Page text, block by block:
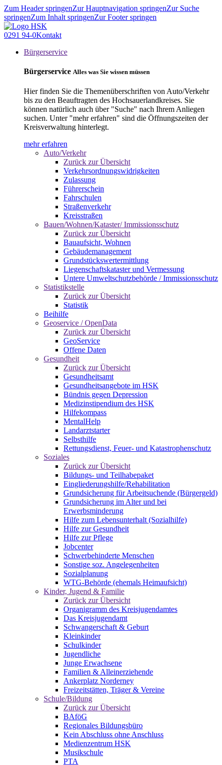
Zum Header springenZur Hauptnavigation springenZur Suche
springenZum Inhalt springenZur Footer springen
0291 94-0Kontakt
Bürgerservice
Bürgerservice Alles was Sie wissen müssen
Hier finden Sie die Themenüberschriften von Auto/Verkehr
bis zu den Beauftragten des Hochsauerlandkreises. Sie
können natürlich auch über "Suche" nach Ihrem Anliegen
suchen. Unter "mehr erfahren" sind die Öffnungszeiten der
Kreisverwaltung hinterlegt.
mehr erfahren
Auto/Verkehr
Zurück zur Übersicht
Verkehrsordnungswidrigkeiten
Zulassung
Führerschein
Fahrschulen
Straßenverkehr
Kreisstraßen
Bauen/Wohnen/Kataster/ Immissionsschutz
Zurück zur Übersicht
Bauaufsicht, Wohnen
Gebäudemanagement
Grundstückswertermittlung
Liegenschaftskataster und Vermessung
Untere Umweltschutzbehörde / Immissionsschutz
Statistikstelle
Zurück zur Übersicht
Statistik
Beihilfe
Geoservice / OpenData
Zurück zur Übersicht
GeoService
Offene Daten
Gesundheit
Zurück zur Übersicht
Gesundheitsamt
Gesundheitsangebote im HSK
Bündnis gegen Depression
Medizinstipendium des HSK
Hilfekompass
MentalHelp
Landarztstarter
Selbsthilfe
Rettungsdienst, Feuer- und Katastrophenschutz
Soziales
Zurück zur Übersicht
Bildungs- und Teilhabepaket
Eingliederungshilfe/Rehabilitation
Grundsicherung für Arbeitsuchende (Bürgergeld)
Grundsicherung im Alter und bei
Erwerbsminderung
Hilfe zum Lebensunterhalt (Sozialhilfe)
Hilfe zur Gesundheit
Hilfe zur Pflege
Jobcenter
Schwerbehinderte Menschen
Sonstige soz. Angelegenheiten
Sozialplanung
WTG-Behörde (ehemals Heimaufsicht)
Kinder, Jugend & Familie
Zurück zur Übersicht
Organigramm des Kreisjugendamtes
Das Kreisjugendamt
Schwangerschaft & Geburt
Kleinkinder
Schulkinder
Jugendliche
Junge Erwachsene
Familien & Alleinerziehende
Ankerplatz Norderney
Freizeitstätten, Träger & Vereine
Schule/Bildung
Zurück zur Übersicht
BAföG
Regionales Bildungsbüro
Kein Abschluss ohne Anschluss
Medienzentrum HSK
Musikschule
PTA